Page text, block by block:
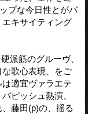
プな今日性とがバ
キサイティング
派筋のグルーヴ、
歌心表現、をご
適宜ヴァラエテ
ピッシュ熱演、
藤田(p)の、揺る